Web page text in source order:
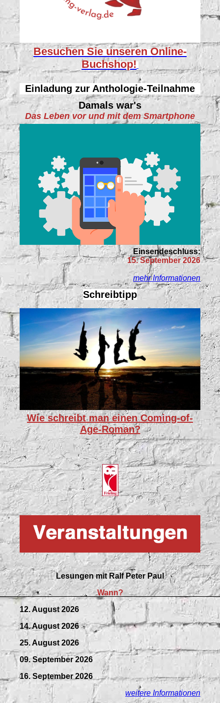
Besuchen Sie unserenOnline-
Buchshop!
Einladung zur Anthologie-Teilnahme
Damals war's
Das Leben vor und mit dem Smartphone
Einsendeschluss:
15. September 2026
mehr Informationen
Schreibtipp
Wie schreibt man einen Coming-of-
Age-Roman?
Lesungen mit Ralf Peter Paul
Wann?
12. August 2026
14. August 2026
25. August 2026
09.September 2026
16. September 2026
weitere Informationen